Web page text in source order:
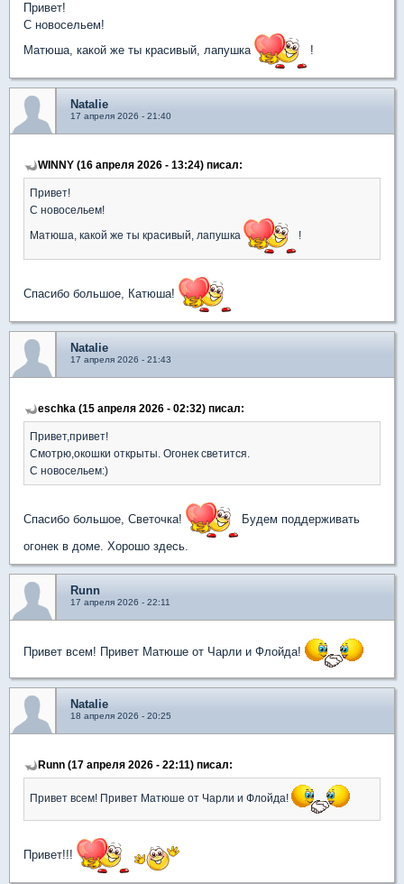
Привет!
С новосельем!
Матюша, какой же ты красивый, лапушка
!
Natalie
17 апреля 2026 - 21:40
WINNY (16 апреля 2026 - 13:24) писал:
Привет!
С новосельем!
Матюша, какой же ты красивый, лапушка !
Спасибо большое, Катюша!
Natalie
17 апреля 2026 - 21:43
eschka (15 апреля 2026 - 02:32) писал:
Привет,привет!
Смотрю,окошки открыты. Огонек светится.
С новосельем:)
Спасибо большое, Светочка! Будем поддерживать
огонек в доме. Хорошо здесь.
Runn
17 апреля 2026 - 22:11
Привет всем! Привет Матюше от Чарли и Флойда!
Natalie
18 апреля 2026 - 20:25
Runn (17 апреля 2026 - 22:11) писал:
Привет всем! Привет Матюше от Чарли и Флойда!
Привет!!!